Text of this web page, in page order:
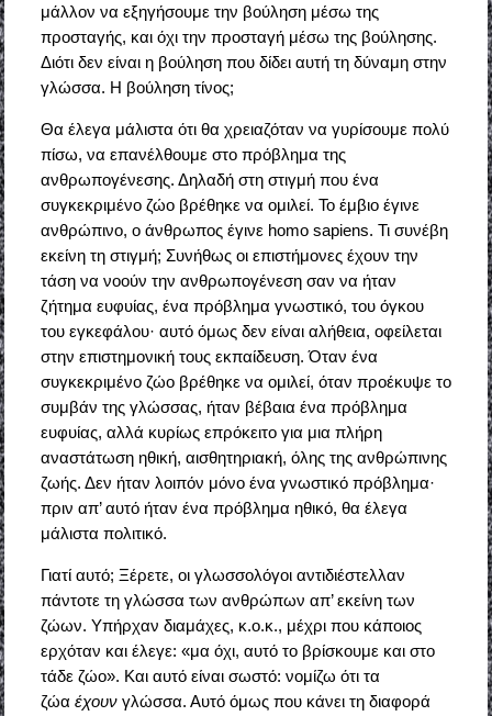
μάλλον να εξηγήσουμε την βούληση μέσω της
προσταγής, και όχι την προσταγή μέσω της βούλησης.
Διότι δεν είναι η βούληση που δίδει αυτή τη δύναμη στην
γλώσσα. Η βούληση τίνος;
Θα έλεγα μάλιστα ότι θα χρειαζόταν να γυρίσουμε πολύ
πίσω, να επανέλθουμε στο πρόβλημα της
ανθρωπογένεσης. Δηλαδή στη στιγμή που ένα
συγκεκριμένο ζώο βρέθηκε να ομιλεί. Το έμβιο έγινε
ανθρώπινο, ο άνθρωπος έγινε homo sapiens. Τι συνέβη
εκείνη τη στιγμή; Συνήθως οι επιστήμονες έχουν την
τάση να νοούν την ανθρωπογένεση σαν να ήταν
ζήτημα ευφυίας, ένα πρόβλημα γνωστικό, του όγκου
του εγκεφάλου· αυτό όμως δεν είναι αλήθεια, οφείλεται
στην επιστημονική τους εκπαίδευση. Όταν ένα
συγκεκριμένο ζώο βρέθηκε να ομιλεί, όταν προέκυψε το
συμβάν της γλώσσας, ήταν βέβαια ένα πρόβλημα
ευφυίας, αλλά κυρίως επρόκειτο για μια πλήρη
αναστάτωση ηθική, αισθητηριακή, όλης της ανθρώπινης
ζωής. Δεν ήταν λοιπόν μόνο ένα γνωστικό πρόβλημα·
πριν απ’ αυτό ήταν ένα πρόβλημα ηθικό, θα έλεγα
μάλιστα πολιτικό.
Γιατί αυτό; Ξέρετε, οι γλωσσολόγοι αντιδιέστελλαν
πάντοτε τη γλώσσα των ανθρώπων απ’ εκείνη των
ζώων. Υπήρχαν διαμάχες, κ.ο.κ., μέχρι που κάποιος
ερχόταν και έλεγε: «μα όχι, αυτό το βρίσκουμε και στο
τάδε ζώο». Και αυτό είναι σωστό: νομίζω ότι τα
ζώα έχουνγλώσσα. Αυτό όμως που κάνει τη διαφορά